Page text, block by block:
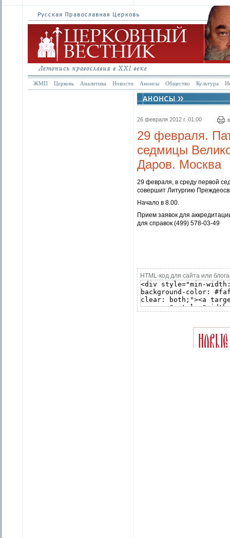
ЖМП Церковь Аналитика Новости Анонсы Общество Культура
26 февраля 2012 г. 01:00
29 февраля.
седмицы
Даров. Москва
29 февраля, в среду первой
совершит Литургию
Начало в 8.00.
Прием заявок для
для справок (499) 578-03-49
HTML-код для сайта или